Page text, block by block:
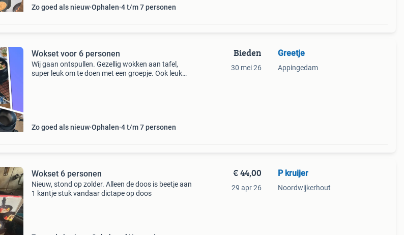
Zo goed als nieuw Ophalen 4 t/m 7 personen
Wokset voor 6 personen
Wij gaan ontspullen. Gezellig wokken aan tafel,
super leuk om te doen met een groepje. Ook leuk
Zo goed als nieuw Ophalen 4 t/m 7 personen
Bieden
30 mei 26
Greetje
Appingedam
Wokset 6 personen
Nieuw, stond op zolder. Alleen de doos is beetje aan
1 kantje stuk vandaar dictape op doos
€ 44,00
29 apr 26
P kruijer
Noordwijkerhout